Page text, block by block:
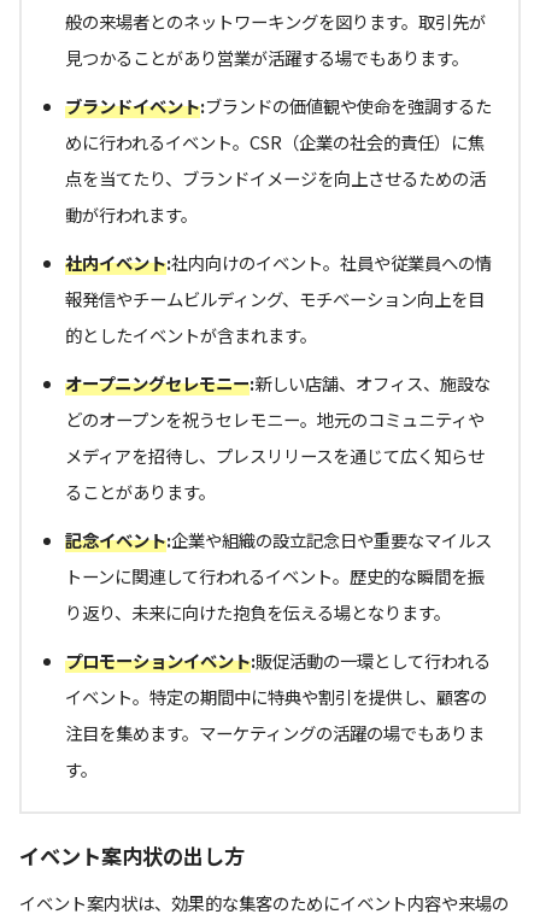
般の来場者とのネットワーキングを図ります。取引先が
見つかることがあり営業が活躍する場でもあります。
ブランドイベント:ブランドの価値観や使命を強調するた
めに行われるイベント。CSR（企業の社会的責任）に焦
点を当てたり、ブランドイメージを向上させるための活
動が行われます。
社内イベント:社内向けのイベント。社員や従業員への情
報発信やチームビルディング、モチベーション向上を目
的としたイベントが含まれます。
オープニングセレモニー:新しい店舗、オフィス、施設な
どのオープンを祝うセレモニー。地元のコミュニティや
メディアを招待し、プレスリリースを通じて広く知らせ
ることがあります。
記念イベント:企業や組織の設立記念日や重要なマイルス
トーンに関連して行われるイベント。歴史的な瞬間を振
り返り、未来に向けた抱負を伝える場となります。
プロモーションイベント:販促活動の一環として行われる
イベント。特定の期間中に特典や割引を提供し、顧客の
注目を集めます。マーケティングの活躍の場でもありま
す。
イベント案内状の出し方
イベント案内状は、効果的な集客のためにイベント内容や来場の